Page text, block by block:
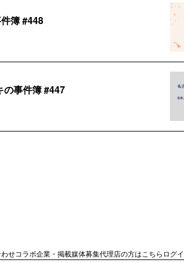
簿 #448
の事件簿 #447
せコラボ企業・掲載媒体募集代理店の方はこちら ログ